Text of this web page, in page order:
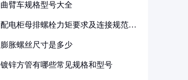
曲臂车规格型号大全
配电柜母排螺栓力矩要求及连接规范详
膨胀螺丝尺寸是多少
镀锌方管有哪些常见规格和型号